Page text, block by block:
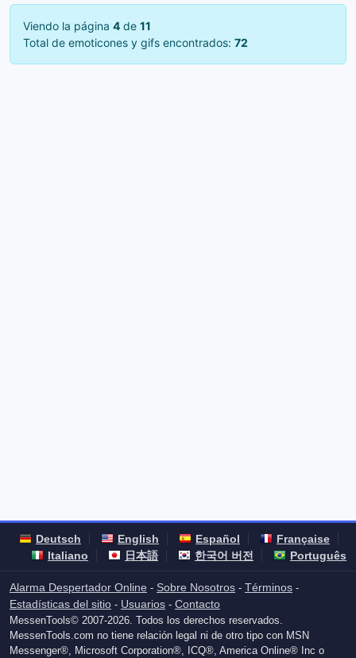
Viendo la página 4 de 11
Total de emoticones y gifs encontrados: 72
Deutsch English Español
Française
Italiano
日本語 한국어 버전 Português
Alarma Despertador Online - Sobre Nosotros - Términos -
Estadísticas del sitio - Usuarios - Contacto
MessenTools© 2007-2026. Todos los derechos reservados.
MessenTools.com no tiene relación legal ni de otro tipo con MSN
Messenger®, Microsoft Corporation®, ICQ®, America Online® Inc o